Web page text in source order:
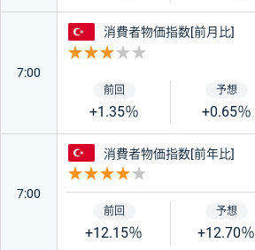
7:00
トルコ
消費者物価指数[前月比]
+1.35％ +0.65％
7:00
トルコ
消費者物価指数[前年比]
+12.15％ +12.70％